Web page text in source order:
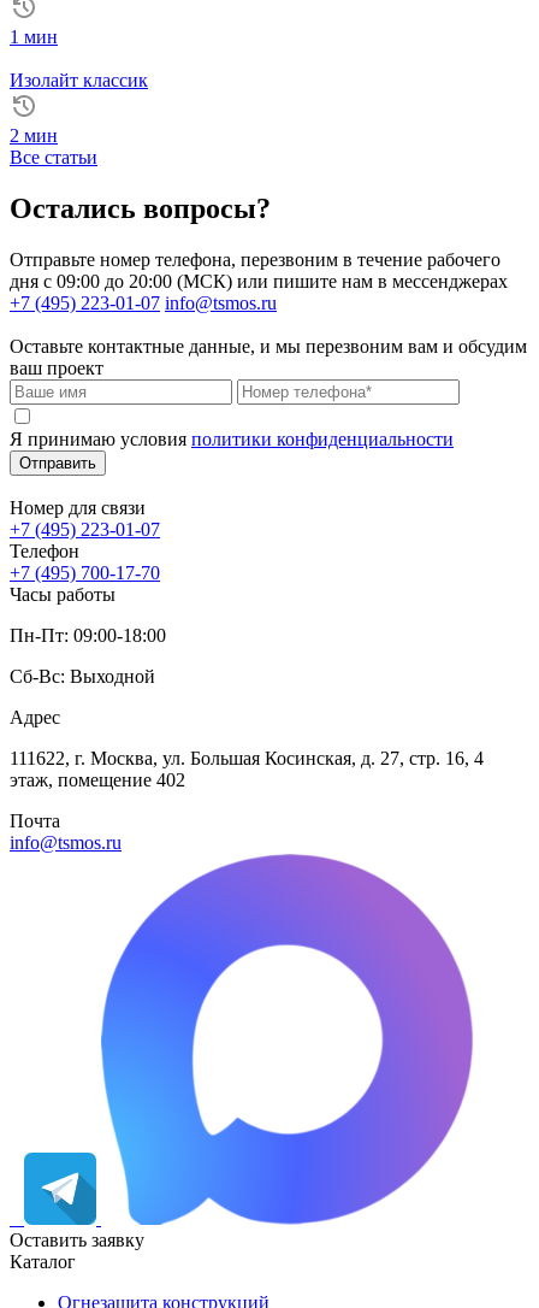
1 мин
Изолайт классик
2 мин
Все статьи
Остались вопросы?
Отправьте номер телефона, перезвоним в течение рабочего
дня с 09:00 до 20:00 (МСК) или пишите нам в мессенджерах
+7 (495) 223-01-07 info@tsmos.ru
Оставьте контактные данные, и мы перезвоним вам и обсудим
ваш проект
Я принимаю условия политики конфиденциальности
Отправить
Номер для связи
+7 (495) 223-01-07
Телефон
+7 (495) 700-17-70
Часы работы
Пн-Пт: 09:00-18:00
Сб-Вс: Выходной
Адрес
111622, г. Москва, ул. Большая Косинская, д. 27, стр. 16, 4
этаж, помещение 402
Почта
info@tsmos.ru
Оставить заявку
Каталог
Огнезащита конструкций